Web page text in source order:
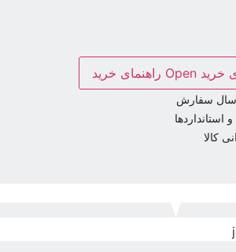
Open راهنمای خرید
سفارش
استانداردها
کالا